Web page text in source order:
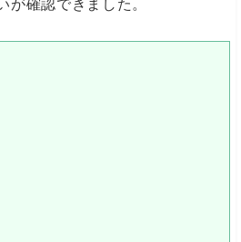
が確認できました。